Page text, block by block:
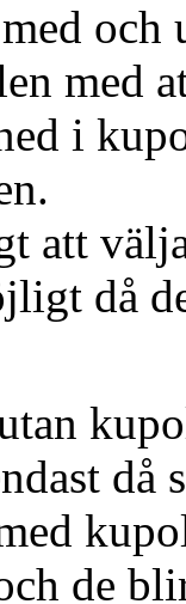
och
med
i
att
då
då
de